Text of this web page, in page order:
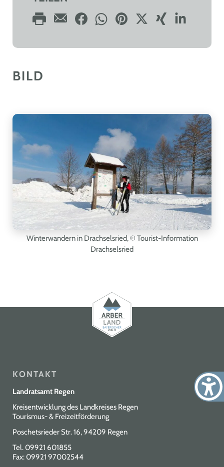
BILD
Winterwandern in Drachselsried, © Tourist-Information
Drachselsried
KONTAKT
Landratsamt Regen
Kreisentwicklung des Landkreises Regen
Tourismus- & Freizeitförderung
Poschetsrieder Str. 16, 94209 Regen
Tel.09921 601855
Fax: 09921 97002544